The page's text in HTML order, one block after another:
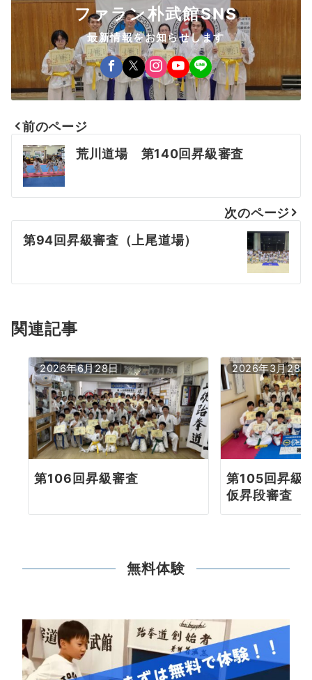
ファラン朴武館SNS
最新情報をお知らせします
投
稿
ナ
ビ
ゲ
ョ
ン
前のページ
荒川道場 第140回昇級審査
次のページ
第94回昇級審査（上尾道場）
関連記事
2026年6月28日
第106回昇級審査
2026年3月28日
第105回昇級
仮昇段審査
無料体験